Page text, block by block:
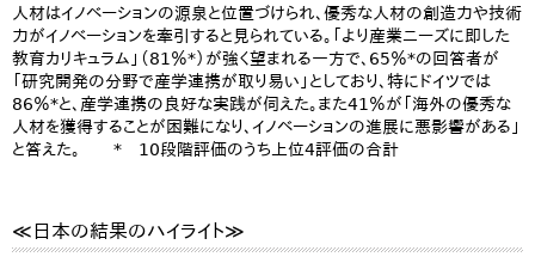
人材はイノベーションの源泉と位置づけられ、優秀な人材の創造力や技術
力がイノベーションを牽引すると見られている。「より産業ニーズに即した
教育カリキュラム」（81％*）が強く望まれる一方で、65％*の回答者が
「研究開発の分野で産学連携が取り易い」としており、特にドイツでは
86％*と、産学連携の良好な実践が伺えた。また41％が「海外の優秀な
人材を獲得することが困難になり、イノベーションの進展に悪影響がある」
と答えた。 * 10段階評価のうち上位4評価の合計
≪日本の結果のハイライト≫